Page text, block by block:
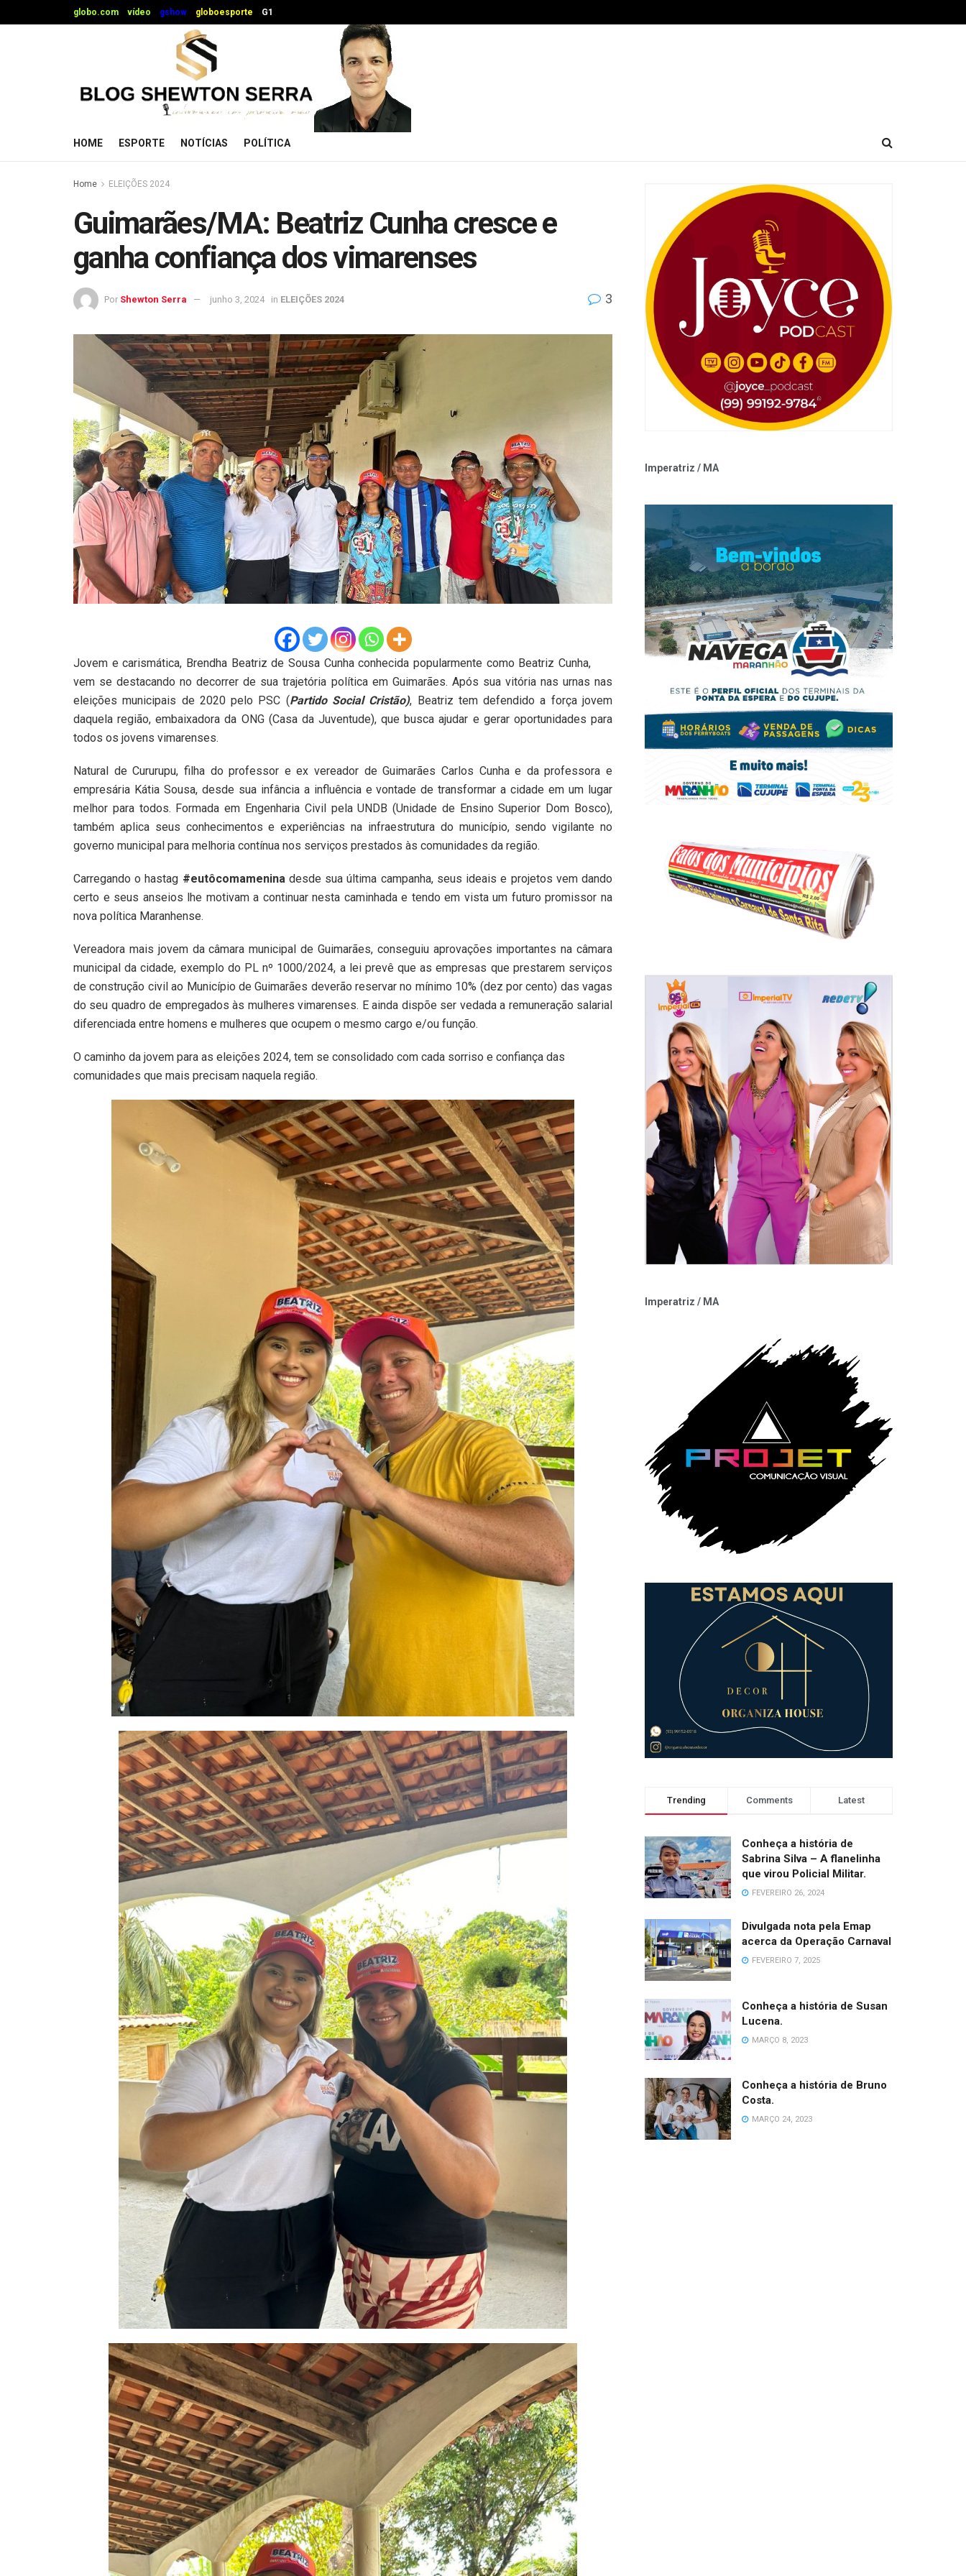
globo.com vídeo gshow globoesporte G1
HOME ESPORTE NOTÍCIAS POLÍTICA
Home ELEIÇÕES 2024
Guimarães/MA: Beatriz Cunha cresce e
ganha confiança dos vimarenses
Por Shewton Serra junho 3, 2024 in ELEIÇÕES 2024 3
Jovem e carismática, Brendha Beatriz de Sousa Cunha conhecida popularmente como Beatriz Cunha,
vem se destacando no decorrer de sua trajetória política em Guimarães. Após sua vitória nas urnas nas
eleições municipais de 2020 pelo PSC (Partido Social Cristão), Beatriz tem defendido a força jovem
daquela região, embaixadora da ONG (Casa da Juventude), que busca ajudar e gerar oportunidades para
todos os jovens vimarenses.
Natural de Cururupu, filha do professor e ex vereador de Guimarães Carlos Cunha e da professora e
empresária Kátia Sousa, desde sua infância a influência e vontade de transformar a cidade em um lugar
melhor para todos. Formada em Engenharia Civil pela UNDB (Unidade de Ensino Superior Dom Bosco),
também aplica seus conhecimentos e experiências na infraestrutura do município, sendo vigilante no
governo municipal para melhoria contínua nos serviços prestados às comunidades da região.
Carregando o hastag #eutôcomamenina desde sua última campanha, seus ideais e projetos vem dando
certo e seus anseios lhe motivam a continuar nesta caminhada e tendo em vista um futuro promissor na
nova política Maranhense.
Vereadora mais jovem da câmara municipal de Guimarães, conseguiu aprovações importantes na câmara
municipal da cidade, exemplo do PL nº 1000/2024, a lei prevê que as empresas que prestarem serviços
de construção civil ao Município de Guimarães deverão reservar no mínimo 10% (dez por cento) das vagas
do seu quadro de empregados às mulheres vimarenses. E ainda dispõe ser vedada a remuneração salarial
diferenciada entre homens e mulheres que ocupem o mesmo cargo e/ou função.
O caminho da jovem para as eleições 2024, tem se consolidado com cada sorriso e confiança das
comunidades que mais precisam naquela região.
Imperatriz / MA
Imperatriz / MA
Trending Comments Latest
Conheça a história de
Sabrina Silva – A flanelinha
que virou Policial Militar.
FEVEREIRO 26, 2024
Divulgada nota pela Emap
acerca da Operação Carnaval
FEVEREIRO 7, 2025
Conheça a história de Susan
Lucena.
MARÇO 8, 2023
Conheça a história de Bruno
Costa.
MARÇO 24, 2023